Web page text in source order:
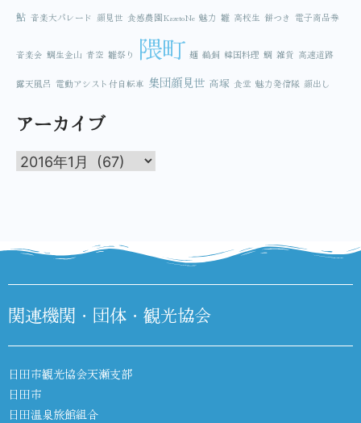
鮎 音楽大パレード 顔見世 食感農園KazetoNe 魅力 雛 高校生 餅つき 電子商品券
音楽会 鯛生金山 青空 雛祭り 隈町 麺 鵜飼 韓国料理 鯛 雑貨 高速道路
露天風呂 電動アシスト付自転車 集団顔見世 高塚 食堂 魅力発信隊 顔出し
アーカイブ
関連機関・団体・観光協会
日田市観光協会天瀬支部
日田市
日田温泉旅館組合